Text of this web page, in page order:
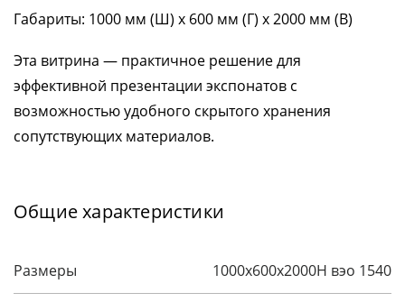
Габариты: 1000 мм (Ш) х 600 мм (Г) х 2000 мм (В)
Эта витрина — практичное решение для
эффективной презентации экспонатов с
возможностью удобного скрытого хранения
сопутствующих материалов.
Общие характеристики
Размеры 1000х600х2000H вэо 1540